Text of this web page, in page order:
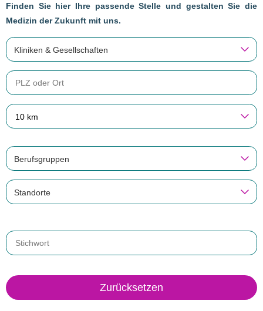
Finden Sie hier Ihre passende Stelle und gestalten Sie die
Medizin der Zukunft mit uns.
Kliniken & Gesellschaften
10 km
Berufsgruppen
Standorte
Zurücksetzen